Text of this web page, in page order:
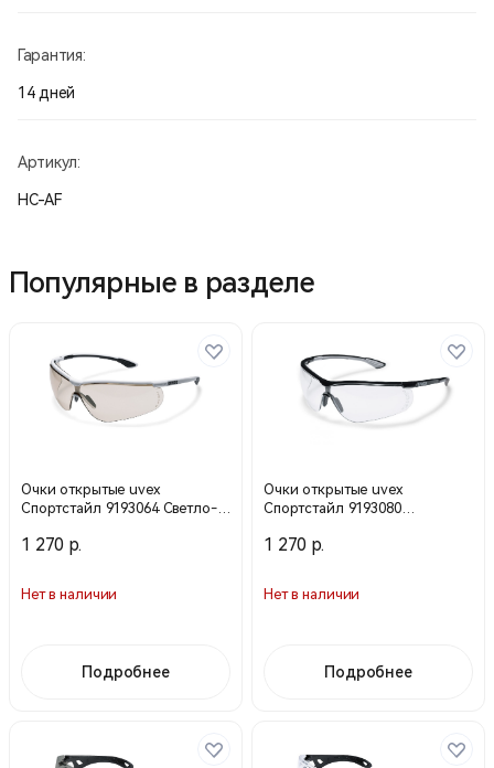
Гарантия:
14 дней
Артикул:
HC-AF
Популярные в разделе
Очки открытые uvex
Спортстайл 9193064 Светло-
1 270 р.
Нет в наличии
Подробнее
Очки открытые uvex
Спортстайл 9193080
1 270 р.
Нет в наличии
Подробнее